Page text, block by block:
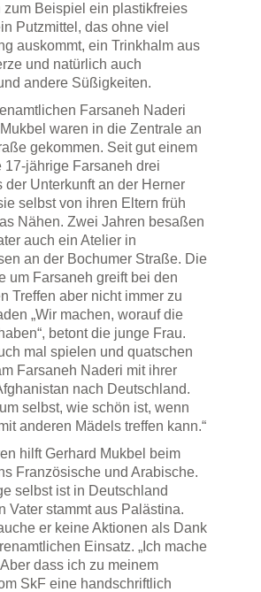
zum Beispiel ein plastikfreies
Putzmittel, das ohne viel
auskommt, ein Trinkhalm aus
und natürlich auch
andere Süßigkeiten.
Farsaneh Naderi
waren in die Zentrale an
gekommen. Seit gut einem
17-jährige Farsaneh drei
der Unterkunft an der Herner
selbst von ihren Eltern früh
Nähen. Zwei Jahren besaßen
auch ein Atelier in
an der Bochumer Straße. Die
um Farsaneh greift bei den
Treffen aber nicht immer zu
„Wir machen, worauf die
betont die junge Frau.
mal spielen und quatschen
Farsaneh Naderi mit ihrer
nach Deutschland.
selbst, wie schön ist, wenn
anderen Mädels treffen kann.“
hilft Gerhard Mukbel beim
Französische und Arabische.
selbst ist in Deutschland
Vater stammt aus Palästina.
er keine Aktionen als Dank
Einsatz. „Ich mache
dass ich zu meinem
SkF eine handschriftlich